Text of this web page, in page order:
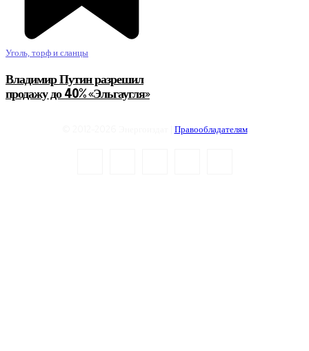
Уголь, торф и сланцы
Владимир Путин разрешил
продажу до 40% «Эльгаугля»
Правообладателям